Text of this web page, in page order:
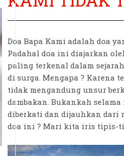
Doa Bapa Kami adalah doa
Padahal doa ini diajarkan
paling terkenal dalam
di surga. Mengapa ? Karena
tidak mengandung unsur
dambakan. Bukankah
diberkati dan dijauhkan dari
doa ini ? Mari kita iris tipis-